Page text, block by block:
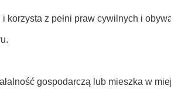
korzysta z pełni praw cywilnych i
gospodarczą lub mieszka w